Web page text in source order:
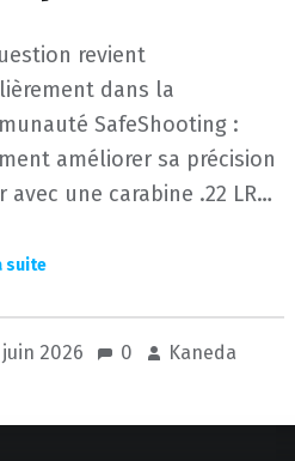
revient
dans la
SafeShooting :
améliorer sa précision
avec une carabine .22 LR…
juin 2026 0 Kaneda